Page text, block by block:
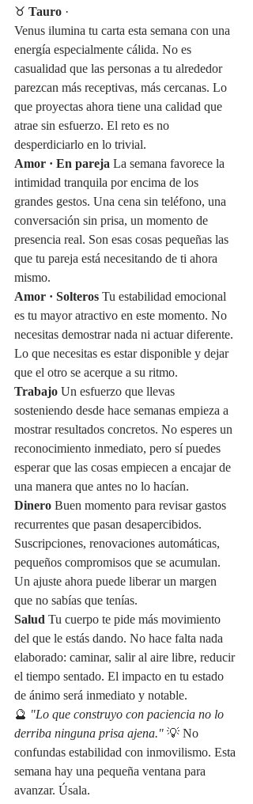
♉ Tauro ·
Venus ilumina tu carta esta semana con una
energía especialmente cálida. No es
casualidad que las personas a tu alrededor
parezcan más receptivas, más cercanas. Lo
que proyectas ahora tiene una calidad que
atrae sin esfuerzo. El reto es no
desperdiciarlo en lo trivial.
Amor · En pareja La semana favorece la
intimidad tranquila por encima de los
grandes gestos. Una cena sin teléfono, una
conversación sin prisa, un momento de
presencia real. Son esas cosas pequeñas las
que tu pareja está necesitando de ti ahora
mismo.
Amor · Solteros Tu estabilidad emocional
es tu mayor atractivo en este momento. No
necesitas demostrar nada ni actuar diferente.
Lo que necesitas es estar disponible y dejar
que el otro se acerque a su ritmo.
Trabajo Un esfuerzo que llevas
sosteniendo desde hace semanas empieza a
mostrar resultados concretos. No esperes un
reconocimiento inmediato, pero sí puedes
esperar que las cosas empiecen a encajar de
una manera que antes no lo hacían.
Dinero Buen momento para revisar gastos
recurrentes que pasan desapercibidos.
Suscripciones, renovaciones automáticas,
pequeños compromisos que se acumulan.
Un ajuste ahora puede liberar un margen
que no sabías que tenías.
Salud Tu cuerpo te pide más movimiento
del que le estás dando. No hace falta nada
elaborado: caminar, salir al aire libre, reducir
el tiempo sentado. El impacto en tu estado
de ánimo será inmediato y notable.
🔮 "Lo que construyo con paciencia no lo
derriba ninguna prisa ajena." 💡 No
confundas estabilidad con inmovilismo. Esta
semana hay una pequeña ventana para
avanzar. Úsala.